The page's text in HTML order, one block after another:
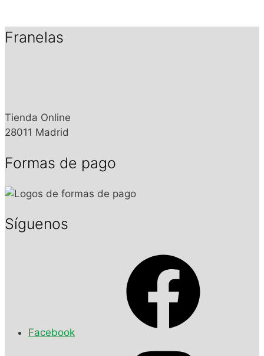
Franelas
Tienda Online
28011 Madrid
Formas de pago
Síguenos
Facebook